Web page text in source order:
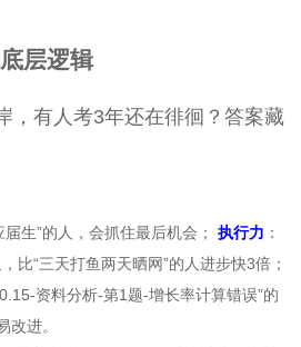
层逻辑
，有人考3年还在徘徊？答案藏
生”的人，会抓住最后机会； 执行力 ：
比“三天打鱼两天晒网”的人进步快3倍；
资料分析-第1题-增长率计算错误”的
改进。